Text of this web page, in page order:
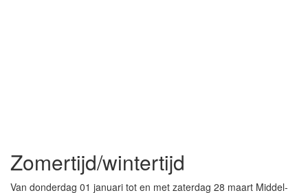
Zomertijd/wintertijd
Van donderdag 01 januari tot en met zaterdag 28 maart Middel-